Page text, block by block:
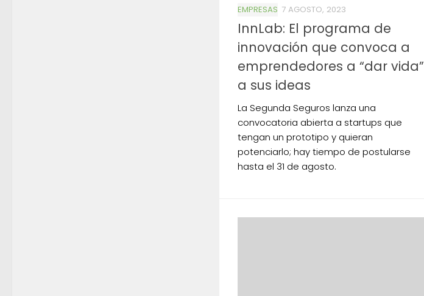
EMPRESAS 7 AGOSTO, 2023
InnLab: El programa de
innovación que convoca a
emprendedores a “dar vida”
a sus ideas
La Segunda Seguros lanza una
convocatoria abierta a startups que
tengan un prototipo y quieran
potenciarlo; hay tiempo de postularse
hasta el 31 de agosto.